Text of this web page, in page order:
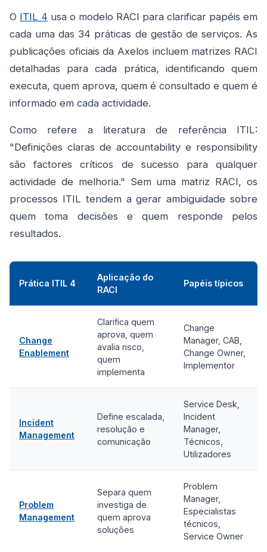
O ITIL 4 usa o modelo RACI para clarificar papéis em
cada uma das 34 práticas de gestão de serviços. As
publicações oficiais da Axelos incluem matrizes RACI
detalhadas para cada prática, identificando quem
executa, quem aprova, quem é consultado e quem é
informado em cada actividade.
Como refere a literatura de referência ITIL:
"Definições claras de accountability e responsibility
são factores críticos de sucesso para qualquer
actividade de melhoria." Sem uma matriz RACI, os
processos ITIL tendem a gerar ambiguidade sobre
quem toma decisões e quem responde pelos
resultados.
Prática ITIL 4
Aplicação do
RACI
Papéis típicos
Change
Enablement
Clarifica quem
aprova, quem
avalia risco,
quem
implementa
Change
Manager, CAB,
Change Owner,
Implementor
Incident
Management
Define escalada,
resolução e
comunicação
Service Desk,
Incident
Manager,
Técnicos,
Utilizadores
Problem
Management
Separa quem
investiga de
quem aprova
soluções
Problem
Manager,
Especialistas
técnicos,
Service Owner